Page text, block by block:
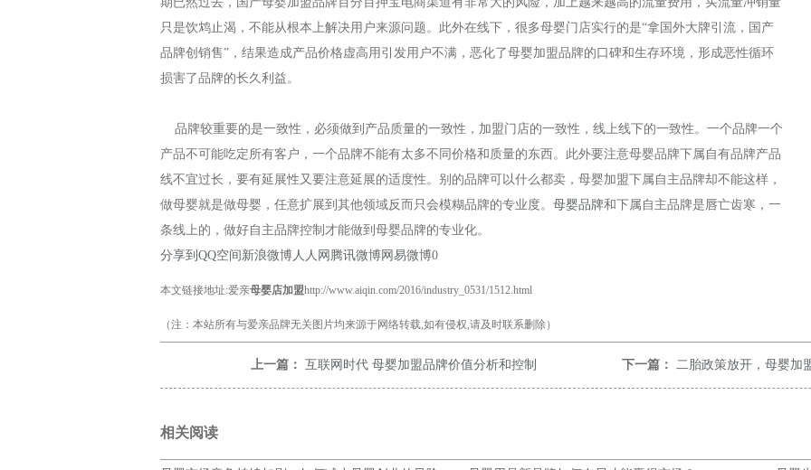
只是饮鸩止渴，不能从根本上解决用户来源问题。此外在线下，很多母婴门店实行的是“拿国外大牌引流，国产
品牌创销售”，结果造成产品价格虚高用引发用户不满，恶化了母婴加盟品牌的口碑和生存环境，形成恶性循环
损害了品牌的长久利益。
品牌较重要的是一致性，必须做到产品质量的一致性，加盟门店的一致性，线上线下的一致性。一个品牌一个
产品不可能吃定所有客户，一个品牌不能有太多不同价格和质量的东西。此外要注意母婴品牌下属自有品牌产品
线不宜过长，要有延展性又要注意延展的适度性。别的品牌可以什么都卖，母婴加盟下属自主品牌却不能这样，
做母婴就是做母婴，任意扩展到其他领域反而只会模糊品牌的专业度。 母婴品牌和下属自主品牌是唇亡齿寒，一
条线上的，做好自主品牌控制才能做到母婴品牌的专业化。
分享到 QQ空间 新浪微博人人网 腾讯微博网易微博0
本文链接地址:爱亲母婴店加盟http://www.aiqin.com/2016/industry_0531/1512.html
（注：本站所有与爱亲品牌无关图片均来源于网络转载,如有侵权,请及时联系删除）
上一篇： 互联网时代 母婴加盟品牌价值分析和控制 下一篇： 二胎政策放开，母婴加
相关阅读